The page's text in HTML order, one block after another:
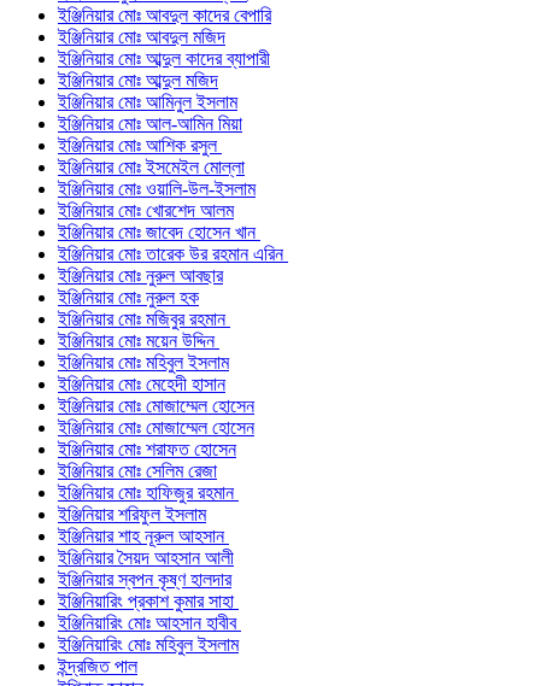
ইঞ্জিনিয়ার মোঃ আবদুল কাদের বেপারি
ইঞ্জিনিয়ার মোঃ আবদুল মজিদ
ইঞ্জিনিয়ার মোঃ আব্দুল কাদের ব্যাপারী
ইঞ্জিনিয়ার মোঃ আব্দুল মজিদ
ইঞ্জিনিয়ার মোঃ আমিনুল ইসলাম
ইঞ্জিনিয়ার মোঃ আল-আমিন মিয়া
ইঞ্জিনিয়ার মোঃ আশিক রসুল
ইঞ্জিনিয়ার মোঃ ইসমেইল মোল্লা
ইঞ্জিনিয়ার মোঃ ওয়ালি-উল-ইসলাম
ইঞ্জিনিয়ার মোঃ খোরশেদ আলম
ইঞ্জিনিয়ার মোঃ জাবেদ হোসেন খান
ইঞ্জিনিয়ার মোঃ তারেক উর রহমান এরিন
ইঞ্জিনিয়ার মোঃ নুরুল আবছার
ইঞ্জিনিয়ার মোঃ নুরুল হক
ইঞ্জিনিয়ার মোঃ মজিবুর রহমান
ইঞ্জিনিয়ার মোঃ ময়েন উদ্দিন
ইঞ্জিনিয়ার মোঃ মহিবুল ইসলাম
ইঞ্জিনিয়ার মোঃ মেহেদী হাসান
ইঞ্জিনিয়ার মোঃ মোজাম্মেল হোসেন
ইঞ্জিনিয়ার মোঃ মোজাম্মেল হোসেন
ইঞ্জিনিয়ার মোঃ শরাফত হোসেন
ইঞ্জিনিয়ার মোঃ সেলিম রেজা
ইঞ্জিনিয়ার মোঃ হাফিজুর রহমান
ইঞ্জিনিয়ার শরিফুল ইসলাম
ইঞ্জিনিয়ার শাহ নূরুল আহসান
ইঞ্জিনিয়ার সৈয়দ আহসান আলী
ইঞ্জিনিয়ার স্বপন কৃষ্ণ হালদার
ইঞ্জিনিয়ারিং প্রকাশ কুমার সাহা
ইঞ্জিনিয়ারিং মোঃ আহসান হাবীব
ইঞ্জিনিয়ারিং মোঃ মহিবুল ইসলাম
ইন্দ্রজিত পাল